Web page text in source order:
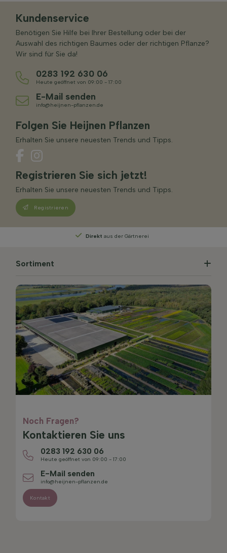
Kundenservice
Benötigen Sie Hilfe bei Ihrer Bestellung oder bei der
Auswahl des richtigen Baumes oder der richtigen Pflanze?
Wir sind für Sie da!
0283 192 630 06
Heute geöffnet von 09:00 - 17:00
E-Mail senden
info@heijnen-pflanzen.de
Folgen Sie Heijnen Pflanzen
Erhalten Sie unsere neuesten Trends und Tipps.
Registrieren Sie sich jetzt!
Erhalten Sie unsere neuesten Trends und Tipps.
Registrieren
Direkt aus der Gärtnerei
Sortiment
Noch Fragen?
Kontaktieren Sie uns
0283 192 630 06
Heute geöffnet von 09:00 - 17:00
E-Mail senden
info@heijnen-pflanzen.de
Kontakt